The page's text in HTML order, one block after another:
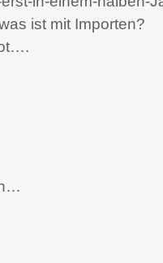
ist mit Importen?